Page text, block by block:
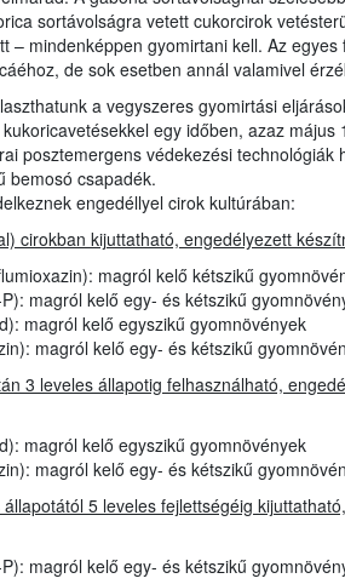
sortávolságra vetett cukorcirok
– mindenképpen gyomirtani kell. Az egyes
de sok esetben annál valamivel
a vegyszeres gyomirtási
egy időben, azaz május
posztemergens védekezési technológiák
bemosó csapadék.
engedéllyel cirok kultúrában:
cirokban kijuttatható, engedélyezett
magról kelő kétszikű
magról kelő egy- és kétszikű
magról kelő egyszikű gyomnövények
magról kelő egy- és kétszikű
3 leveles állapotig felhasználható,
magról kelő egyszikű gyomnövények
magról kelő egy- és kétszikű
5 leveles fejlettségéig
magról kelő egy- és kétszikű